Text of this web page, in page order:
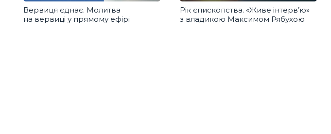
Вервиця єднає. Молитва
на вервиці у прямому ефірі
Рік єпископства. «Живе інтервʼю»
з владикою Максимом Рябухою